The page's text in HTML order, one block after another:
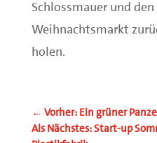
Schlossmauer und
Weihnachtsmarkt
holen.
← Vorher: Ein grüner
Als Nächstes: Start-up